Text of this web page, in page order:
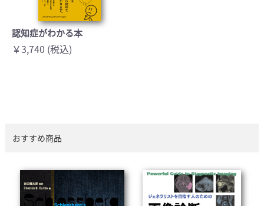
認知症がわかる本
￥3,740 (税込)
おすすめ商品